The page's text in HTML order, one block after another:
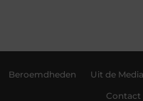
Beroemdheden Uit de Media
Contact